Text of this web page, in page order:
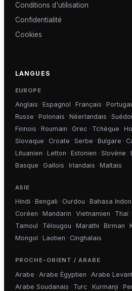
Conditions d'utilisation
Confidentialité
Cookies
LANGUES
EUROPE
Anglais · Espagnol · Français ·
Russe · Polonais · Néerlandais ·
Finnois · Roumain · Grec · Tchèque ·
Slovaque · Croate · Serbe · Bulgare ·
Lituanien · Letton · Estonien · Slovène ·
Basque · Gallois · Irlandais · Maltais
ASIE
Hindi · Bengali · Ourdou · Bahasa
Coréen · Mandarin · Vietnamien · Thaï·
Tamoul · Télougou · Marathi · Birman ·
Mongol · Laotien · Cinghalais
PROCHE-ORIENT / ARABE
Arabe · Arabe Égyptien · Arabe
Arabe Soudanais · Turc · Kurmanji ·